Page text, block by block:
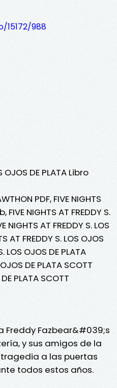
988
DE PLATA Libro
PDF, FIVE NIGHTS
FIVE NIGHTS AT FREDDY S.
AT FREDDY S. LOS
AT FREDDY S. LOS OJOS
LOS OJOS DE PLATA
DE PLATA SCOTT
PLATA SCOTT
Freddy Fazbear&#039;s
y sus amigos de la
a las puertas
todos estos años.